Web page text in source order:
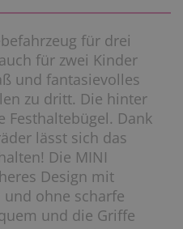
für drei
für zwei Kinder
und fantasievolles
zu dritt. Die hinter
Festhaltebügel. Dank
lässt sich das
Die MINI
Design mit
ohne scharfe
und die Griffe